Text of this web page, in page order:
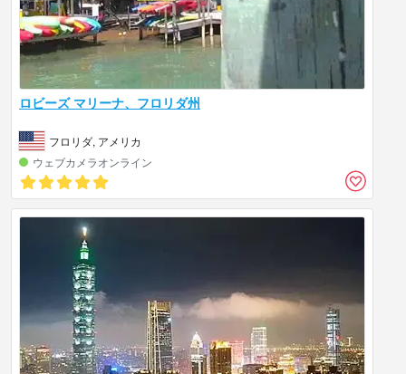
ロビーズ マリーナ、フロリダ州
フロリダ, アメリカ
ウェブカメラオンライン